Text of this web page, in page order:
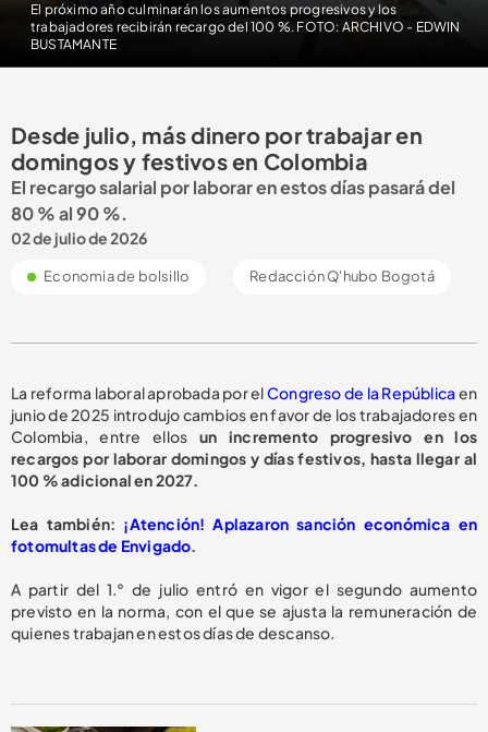
El próximo año culminarán los aumentos progresivos y los
trabajadores recibirán recargo del 100 %. FOTO: ARCHIVO - EDWIN
BUSTAMANTE
Desde julio, más dinero por trabajar en
domingos y festivos en Colombia
El recargo salarial por laborar en estos días pasará del
80 % al 90 %.
02 de julio de 2026
Economia de bolsillo Redacción Q'hubo Bogotá
La reforma laboral aprobada por elCongreso de la República en
junio de 2025 introdujo cambios en favor de los trabajadores en
Colombia, entre ellos un incremento progresivo en los
recargos por laborar domingos y días festivos, hasta llegar al
100 % adicional en 2027.
Lea también: ¡Atención! Aplazaron sanción económica en
fotomultas de Envigado.
A partir del 1.° de julio entró en vigor el segundo aumento
previsto en la norma, con el que se ajusta la remuneración de
quienes trabajan en estos días de descanso.